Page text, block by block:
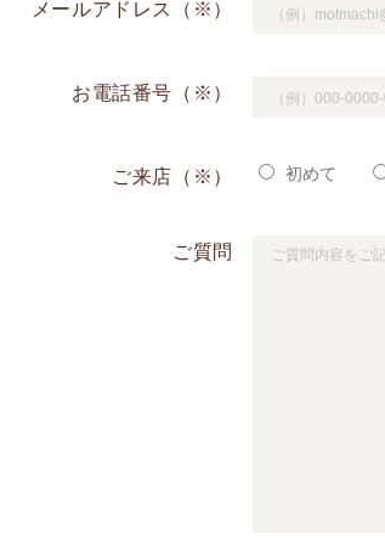
メールアドレス（※）
お電話番号（※）
ご来店（※） 初めて
ご質問